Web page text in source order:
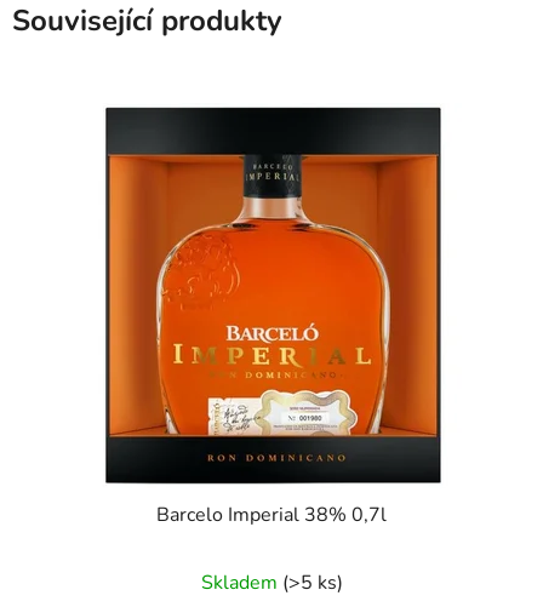
Související produkty
Barcelo Imperial 38% 0,7l
Skladem (>5 ks)